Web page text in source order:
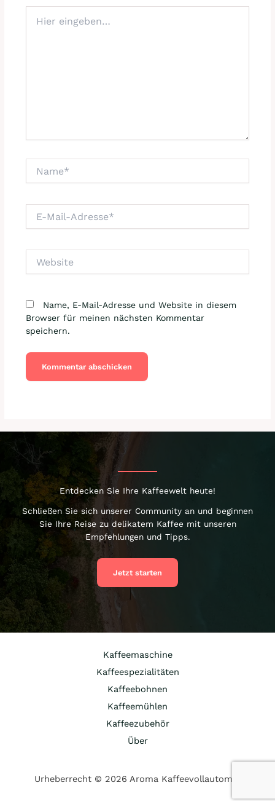
eingeben…
Mail-
Name, E-Mail-Adresse und Website in diesem
Browser für meinen nächsten Kommentar
speichern.
Entdecken Sie Ihre Kaffeewelt heute!
Schließen Sie sich unserer Community an und beginnen
Sie Ihre Reise zu delikatem Kaffee mit unseren
Empfehlungen und Tipps.
Jetzt starten
Kaffeemaschine
Kaffeespezialitäten
Kaffeebohnen
Kaffeemühlen
Kaffeezubehör
Über
Urheberrecht © 2026 Aroma Kaffeevollautomat